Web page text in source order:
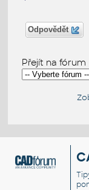
Odpovědět
Přejít na fórum